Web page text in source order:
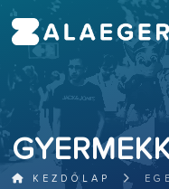
KEZDŐLAP